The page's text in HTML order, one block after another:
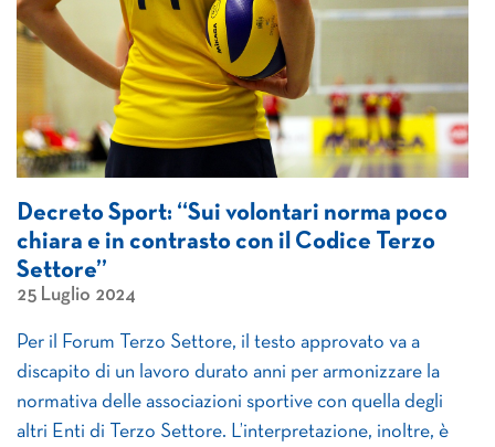
Decreto Sport: “Sui volontari norma poco
chiara e in contrasto con il Codice Terzo
Settore”
25 Luglio 2024
Per il Forum Terzo Settore, il testo approvato va a
discapito di un lavoro durato anni per armonizzare la
normativa delle associazioni sportive con quella degli
altri Enti di Terzo Settore. L’interpretazione, inoltre, è